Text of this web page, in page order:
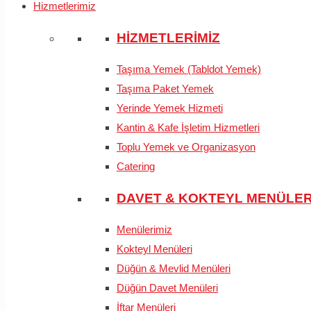
Hizmetlerimiz
HİZMETLERİMİZ
Taşıma Yemek (Tabldot Yemek)
Taşıma Paket Yemek
Yerinde Yemek Hizmeti
Kantin & Kafe İşletim Hizmetleri
Toplu Yemek ve Organizasyon
Catering
DAVET & KOKTEYL
Menülerimiz
Kokteyl Menüleri
Düğün & Mevlid Menüleri
Düğün Davet Menüleri
İftar Menüleri